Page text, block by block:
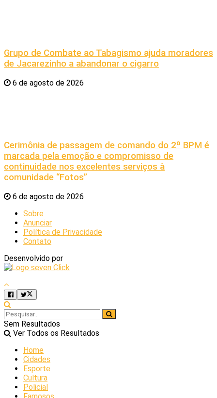
Grupo de Combate ao Tabagismo ajuda moradores
de Jacarezinho a abandonar o cigarro
6 de agosto de 2026
Cerimônia de passagem de comando do 2º BPM é
marcada pela emoção e compromisso de
continuidade nos excelentes serviços à
comunidade “Fotos”
6 de agosto de 2026
Sobre
Anunciar
Política de Privacidade
Contato
Desenvolvido por
Sem Resultados
Ver Todos os Resultados
Home
Cidades
Esporte
Cultura
Policial